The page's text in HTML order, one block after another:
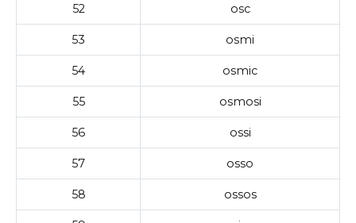
52 osc
53 osmi
54 osmic
55 osmosi
56 ossi
57 osso
58 ossos